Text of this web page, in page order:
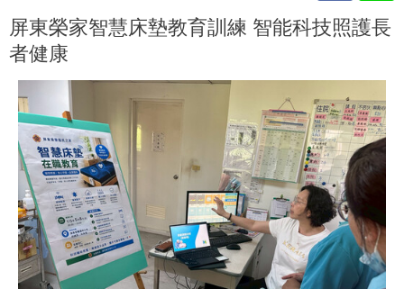
屏東榮家智慧床墊教育訓練 智能科技照護長
者健康